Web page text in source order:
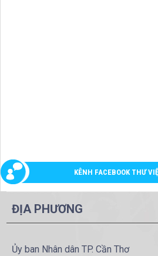
KÊNH FACEBOOK THƯ
ĐỊA PHƯƠNG
Ủy ban Nhân dân TP. Cần Thơ